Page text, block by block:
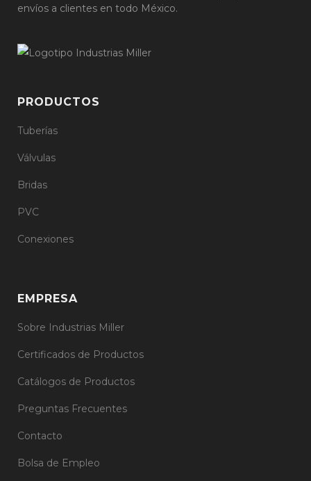
envíos a clientes en todo México.
PRODUCTOS
Tuberías
Válvulas
Bridas
PVC
Conexiones
EMPRESA
Sobre Industrias Miller
Certificados de Productos
Catálogos de Productos
Preguntas Frecuentes
Contacto
Bolsa de Empleo